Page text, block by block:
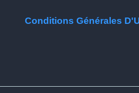
Conditions Générales